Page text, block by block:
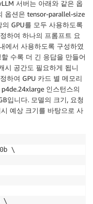
서버는 아래와 같은 옵
옵션은 tensor-parallel-size
GPU를 모두 사용하도록
하여 하나의 프롬프트 요
에서 사용하도록 구성하였
수록 더 긴 응답을 만들어
시 공간도 필요하게 됩니
하여 GPU 카드 별 메모리
인스턴스의
입니다. 모델의 크기, 요청
예상 크기를 바탕으로 사